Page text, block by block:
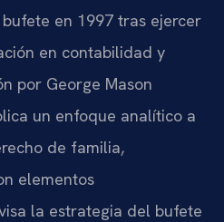
en 1997 tras ejercer
en contabilidad y
por George Mason
un enfoque analítico a
de familia,
elementos
la estrategia del bufete